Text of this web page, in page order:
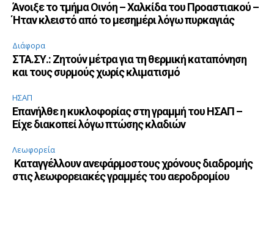
Άνοιξε το τμήμα Οινόη – Χαλκίδα του Προαστιακού –
Ήταν κλειστό από το μεσημέρι λόγω πυρκαγιάς
Διάφορα
ΣΤΑ.ΣΥ.: Ζητούν μέτρα για τη θερμική καταπόνηση
και τους συρμούς χωρίς κλιματισμό
ΗΣΑΠ
Επανήλθε η κυκλοφορίας στη γραμμή του ΗΣΑΠ –
Είχε διακοπεί λόγω πτώσης κλαδιών
Λεωφορεία
Καταγγέλλουν ανεφάρμοστους χρόνους διαδρομής
στις λεωφορειακές γραμμές του αεροδρομίου